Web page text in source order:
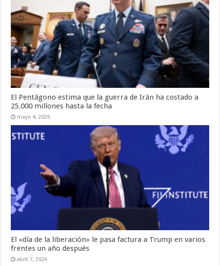
El Pentágono estima que la guerra de Irán ha costado a
25.000 millones hasta la fecha
mayo 4, 2026
El «día de la liberación» le pasa factura a Trump en varios
frentes un año después
abril 7, 2026